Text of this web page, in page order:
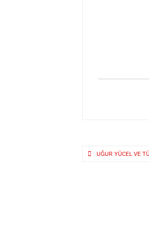
Yazı
UĞUR YÜCEL VE